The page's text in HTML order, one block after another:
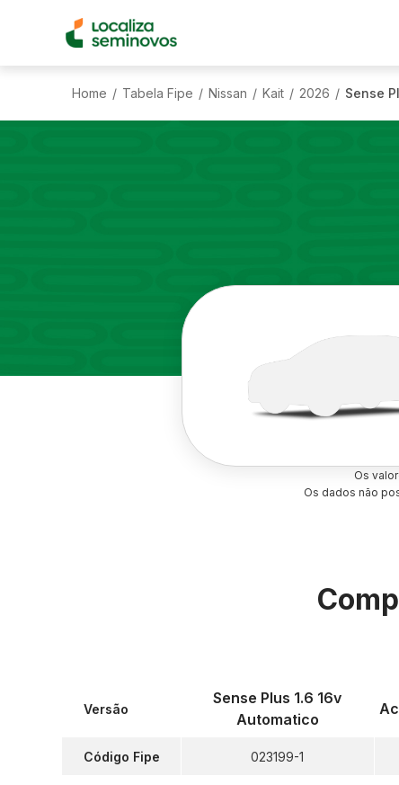
Home / Tabela Fipe / Nissan / Kait / 2026 / Sense
Os
Os dados não
Versão
Código Fipe
Sense Plus 1.6 16v
Automatico
023199-1